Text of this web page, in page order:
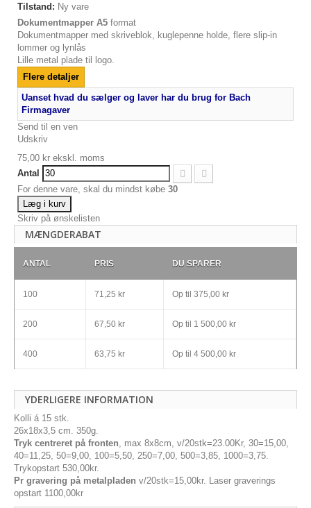
Tilstand: Ny vare
Dokumentmapper A5 format
Dokumentmapper med skriveblok , kuglepenne holde , flere slip-in
lommer og lynlås
Lille metal plade til logo.
Flere detaljer
Uanset hvad du sælger og laver har du brug for Bach
Firmagaver
Send til en ven
Udskriv
75,00 kr ekskl. moms
Antal
For denne vare, skal du mindst købe 30
Læg i kurv
Skriv på ønskelisten
MÆNGDERABAT
ANTAL PRIS DU SPARER
100 71,25 kr Op til 375,00 kr
200 67,50 kr Op til 1 500,00 kr
400 63,75 kr Op til 4 500,00 kr
YDERLIGERE INFORMATION
Kolli á 15 stk.
26x18x3,5 cm. 350g.
Tryk centreret på fronten , max 8x8cm, v/20stk=23.00Kr, 30=15,00,
40=11,25, 50=9,00, 100=5,50, 250=7,00, 500=3,85, 1000=3,75.
Trykopstart 530,00kr.
Pr gravering på metalpladen v/20stk=15,00kr. Laser graverings
opstart 1100,00kr